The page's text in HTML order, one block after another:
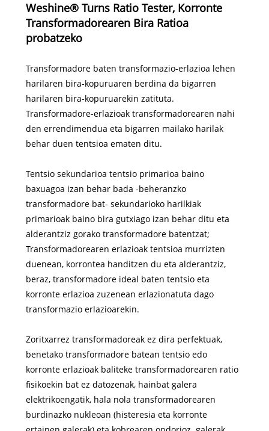
Weshine® Turns Ratio Tester, Korronte
Transformadorearen Bira Ratioa
probatzeko
Transformadore baten transformazio-erlazioa lehen
harilaren bira-kopuruaren berdina da bigarren
harilaren bira-kopuruarekin zatituta.
Transformadore-erlazioak transformadorearen nahi
den errendimendua eta bigarren mailako harilak
behar duen tentsioa ematen ditu.
Tentsio sekundarioa tentsio primarioa baino
baxuagoa izan behar bada -beheranzko
transformadore bat- sekundarioko harilkiak
primarioak baino bira gutxiago izan behar ditu eta
alderantziz gorako transformadore batentzat;
Transformadorearen erlazioak tentsioa murrizten
duenean, korrontea handitzen du eta alderantziz,
beraz, transformadore ideal baten tentsio eta
korronte erlazioa zuzenean erlazionatuta dago
transformazio erlazioarekin.
Zoritxarrez transformadoreak ez dira perfektuak,
benetako transformadore batean tentsio edo
korronte erlazioak baliteke transformadorearen ratio
fisikoekin bat ez datozenak, hainbat galera
elektrikoengatik, hala nola transformadorearen
burdinazko nukleoan (histeresia eta korronte